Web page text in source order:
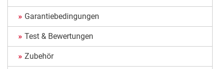
Garantiebedingungen
Test & Bewertungen
Zubehör